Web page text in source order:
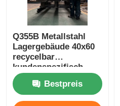
Q355B Metallstahl
Lagergebäude 40x60
recycelbar
kundenspezifisch
Bestpreis